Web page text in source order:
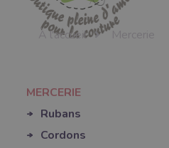
À l'accueil
MERCERIE
Rubans
Cordons